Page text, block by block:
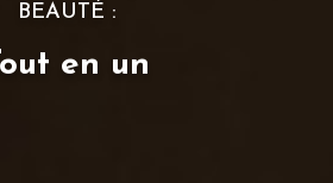
BEAUTÉ :
en un